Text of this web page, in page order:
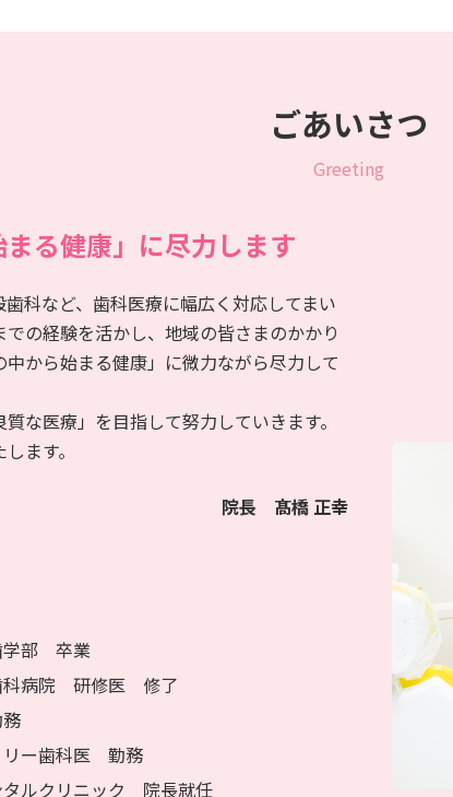
ごあいさつ
Greeting
まる健康」に尽力します
科など、歯科医療に幅広く対応してまい
の経験を活かし、地域の皆さまのかかり
から始まる健康」に微力ながら尽力して
な医療」を目指して努力していきます。
ます。
院長 髙橋 正幸
学部 卒業
科病院 研修医 修了
ー歯科医 勤務
ルクリニック 院長就任